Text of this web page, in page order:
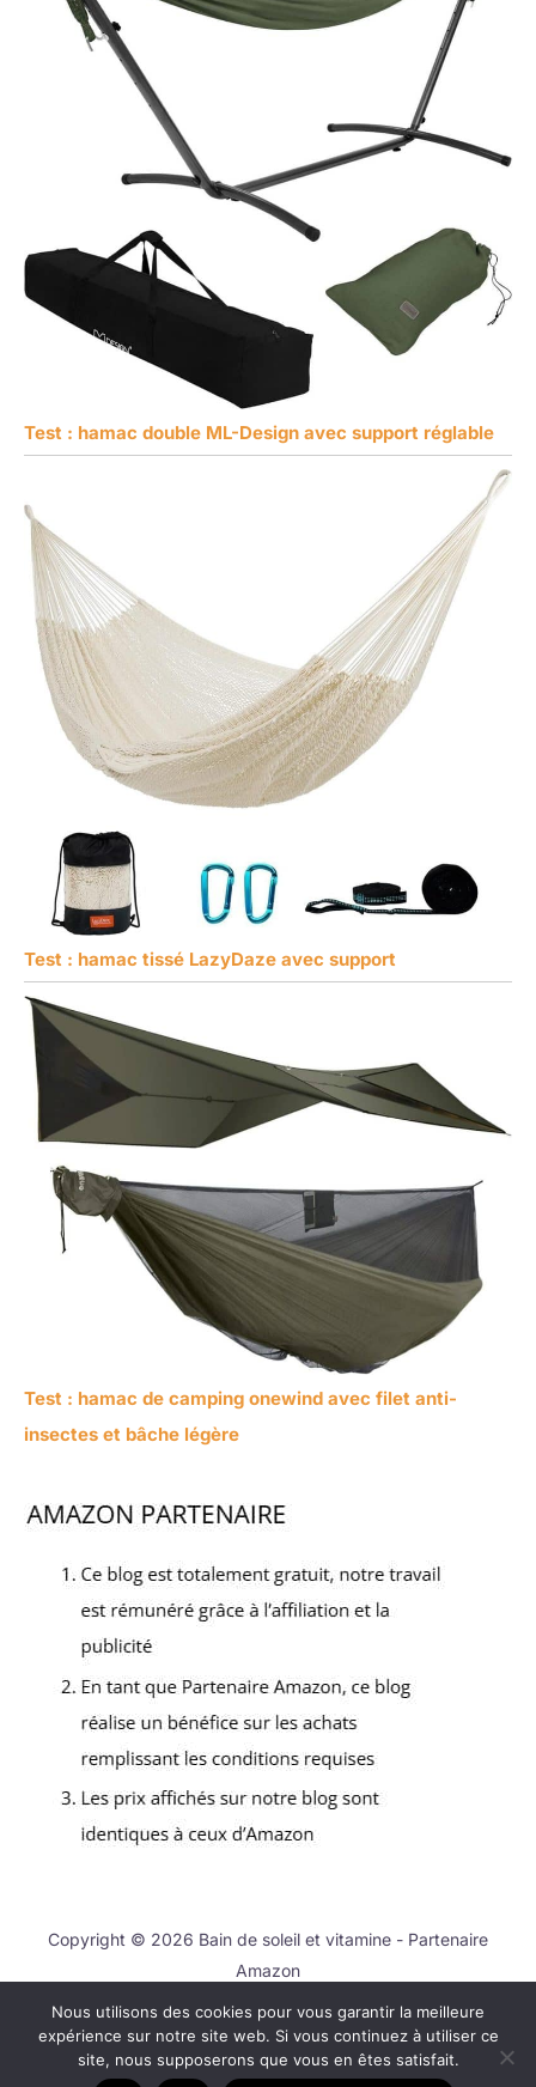
Test : hamac double ML-Design avec support réglable
Test : hamac tissé LazyDaze avec support
Test : hamac de camping onewind avec filet anti-
insectes et bâche légère
Copyright © 2026 Bain de soleil et vitamine - Partenaire
Amazon
Contact
Mentions légales
Politique de confidentialité
Nous utilisons des cookies pour vous garantir la meilleure
expérience sur notre site web. Si vous continuez à utiliser ce
site, nous supposerons que vous en êtes satisfait.